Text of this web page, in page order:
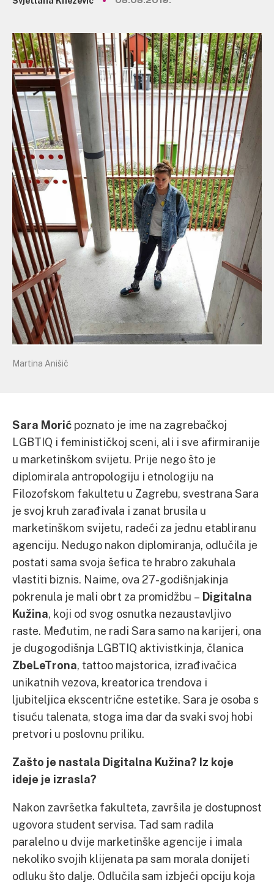
Martina Anišić
Sara Morić poznato je ime na zagrebačkoj
LGBTIQ i feminističkoj sceni, ali i sve afirmiranije
u marketinškom svijetu. Prije nego što je
diplomirala antropologiju i etnologiju na
Filozofskom fakultetu u Zagrebu, svestrana Sara
je svoj kruh zarađivala i zanat brusila u
marketinškom svijetu, radeći za jednu etabliranu
agenciju. Nedugo nakon diplomiranja, odlučila je
postati sama svoja šefica te hrabro zakuhala
vlastiti biznis. Naime, ova 27-godišnjakinja
pokrenula je mali obrt za promidžbu – Digitalna
Kužina, koji od svog osnutka nezaustavljivo
raste. Međutim, ne radi Sara samo na karijeri, ona
je dugogodišnja LGBTIQ aktivistkinja, članica
ZbeLeTrona, tattoo majstorica, izrađivačica
unikatnih vezova, kreatorica trendova i
ljubiteljica ekscentrične estetike. Sara je osoba s
tisuću talenata, stoga ima dar da svaki svoj hobi
pretvori u poslovnu priliku.
Zašto je nastala Digitalna Kužina? Iz koje
ideje je izrasla?
Nakon završetka fakulteta, završila je dostupnost
ugovora student servisa. Tad sam radila
paralelno u dvije marketinške agencije i imala
nekoliko svojih klijenata pa sam morala donijeti
odluku što dalje. Odlučila sam izbjeći opciju koja